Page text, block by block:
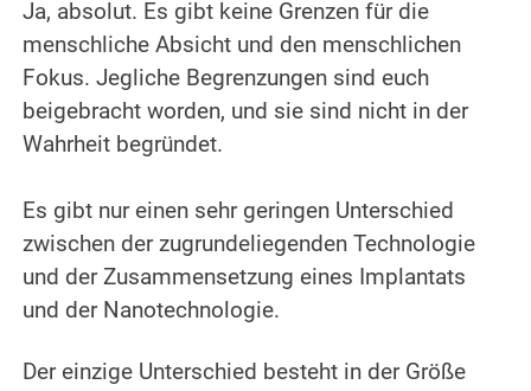
Ja, absolut. Es gibt keine Grenzen für die
menschliche Absicht und den menschlichen
Fokus. Jegliche Begrenzungen sind euch
beigebracht worden, und sie sind nicht in der
Wahrheit begründet.
Es gibt nur einen sehr geringen Unterschied
zwischen der zugrundeliegenden Technologie
und der Zusammensetzung eines Implantats
und der Nanotechnologie.
Der einzige Unterschied besteht in der Größe